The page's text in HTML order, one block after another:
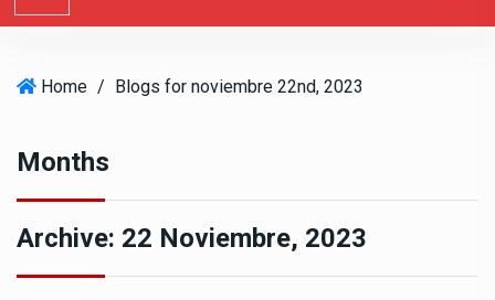
Home / Blogs for noviembre 22nd, 2023
Months
Archive: 22 Noviembre, 2023